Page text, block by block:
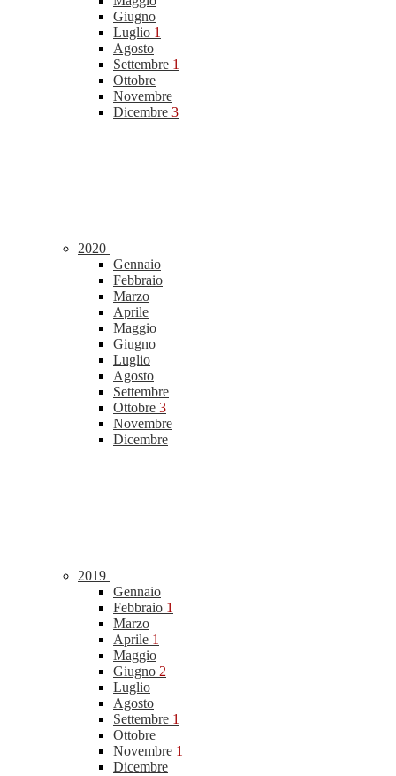
Giugno
Luglio 1
Agosto
Settembre 1
Ottobre
Novembre
Dicembre 3
2020
Gennaio
Febbraio
Marzo
Aprile
Maggio
Giugno
Luglio
Agosto
Settembre
Ottobre 3
Novembre
Dicembre
2019
Gennaio
Febbraio 1
Marzo
Aprile 1
Maggio
Giugno 2
Luglio
Agosto
Settembre 1
Ottobre
Novembre 1
Dicembre